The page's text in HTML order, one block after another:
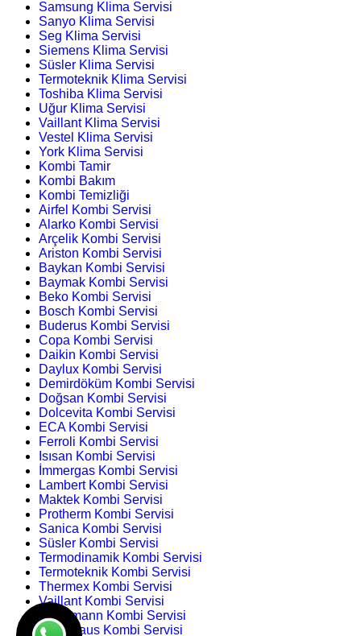
Samsung Klima Servisi
Sanyo Klima Servisi
Seg Klima Servisi
Siemens Klima Servisi
Süsler Klima Servisi
Termoteknik Klima Servisi
Toshiba Klima Servisi
Uğur Klima Servisi
Vaillant Klima Servisi
Vestel Klima Servisi
York Klima Servisi
Kombi Tamir
Kombi Bakım
Kombi Temizliği
Airfel Kombi Servisi
Alarko Kombi Servisi
Arçelik Kombi Servisi
Ariston Kombi Servisi
Baykan Kombi Servisi
Baymak Kombi Servisi
Beko Kombi Servisi
Bosch Kombi Servisi
Buderus Kombi Servisi
Copa Kombi Servisi
Daikin Kombi Servisi
Daylux Kombi Servisi
Demirdöküm Kombi Servisi
Doğsan Kombi Servisi
Dolcevita Kombi Servisi
ECA Kombi Servisi
Ferroli Kombi Servisi
Isısan Kombi Servisi
İmmergas Kombi Servisi
Lambert Kombi Servisi
Maktek Kombi Servisi
Protherm Kombi Servisi
Sanica Kombi Servisi
Süsler Kombi Servisi
Termodinamik Kombi Servisi
Termoteknik Kombi Servisi
Thermex Kombi Servisi
Vaillant Kombi Servisi
Viessmann Kombi Servisi
Warmhaus Kombi Servisi